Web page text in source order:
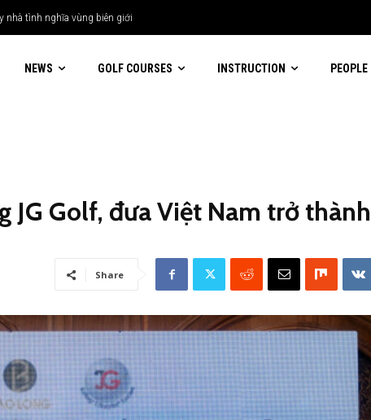
tình nghĩa vùng biên giới
NEWS GOLF COURSES INSTRUCTION PEOPLE
JG Golf, đưa Việt Nam trở thành
Share